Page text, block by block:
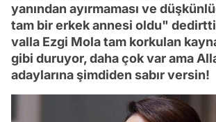
yanından ayırmaması ve
tam bir erkek annesi oldu"
valla Ezgi Mola tam korkulan
gibi duruyor, daha çok var ama
adaylarına şimdiden sabır versin!